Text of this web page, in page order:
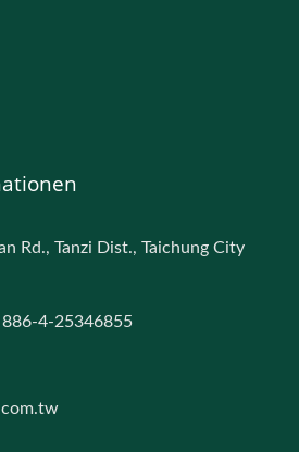
Rd., Tanzi Dist., Taichung City
4-25346855